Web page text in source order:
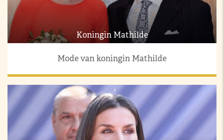
Koningin Mathilde
Mode van koningin Mathilde